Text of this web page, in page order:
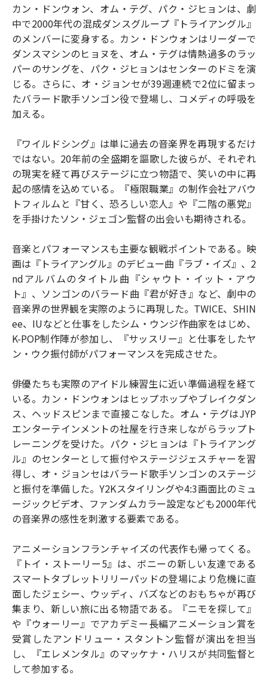
カン・ドンウォン、オム・テグ、パク・ジヒョンは、劇
中で2000年代の混成ダンスグループ『トライアングル』
のメンバーに変身する。カン・ドンウォンはリーダーで
ダンスマシンのヒョヌを、オム・テグは情熱過多のラッ
パーのサングを、パク・ジヒョンはセンターのドミを演
じる。さらに、オ・ジョンセが39週連続で2位に留まっ
たバラード歌手ソンゴン役で登場し、コメディの呼吸を
加える。
『ワイルドシング』は単に過去の音楽界を再現するだけ
ではない。20年前の全盛期を謳歌した彼らが、それぞれ
の現実を経て再びステージに立つ物語で、笑いの中に再
起の感情を込めている。『極限職業』の制作会社アバウ
トフィルムと『甘く、恐ろしい恋人』や『二階の悪党』
を手掛けたソン・ジェゴン監督の出会いも期待される。
音楽とパフォーマンスも主要な観戦ポイントである。映
画は『トライアングル』のデビュー曲『ラブ・イズ』、2
ndアルバムのタイトル曲『シャウト・イット・アウ
ト』、ソンゴンのバラード曲『君が好き』など、劇中の
音楽界の世界観を実際のように再現した。TWICE、SHIN
ee、IUなどと仕事をしたシム・ウンジ作曲家をはじめ、
K-POP制作陣が参加し、『サッスリー』と仕事をしたヤ
ン・ウク振付師がパフォーマンスを完成させた。
俳優たちも実際のアイドル練習生に近い準備過程を経て
いる。カン・ドンウォンはヒップホップやブレイクダン
ス、ヘッドスピンまで直接こなした。オム・テグはJYP
エンターテインメントの社屋を行き来しながらラップト
レーニングを受けた。パク・ジヒョンは『トライアング
ル』のセンターとして振付やステージジェスチャーを習
得し、オ・ジョンセはバラード歌手ソンゴンのステージ
と振付を準備した。Y2Kスタイリングや4:3画面比のミュ
ージックビデオ、ファンダムカラー設定なども2000年代
の音楽界の感性を刺激する要素である。
アニメーションフランチャイズの代表作も帰ってくる。
『トイ・ストーリー5』は、ボニーの新しい友達である
スマートタブレットリリーパッドの登場により危機に直
面したジェシー、ウッディ、バズなどのおもちゃが再び
集まり、新しい旅に出る物語である。『ニモを探して』
や『ウォーリー』でアカデミー長編アニメーション賞を
受賞したアンドリュー・スタントン監督が演出を担当
し、『エレメンタル』のマッケナ・ハリスが共同監督と
して参加する。